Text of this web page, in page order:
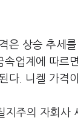
은 상승 추세
업계에 따르
다. 니켈 가격
지주의 자회사